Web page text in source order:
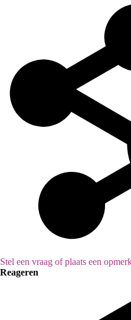
Stel een vraag of plaats een
Reageren